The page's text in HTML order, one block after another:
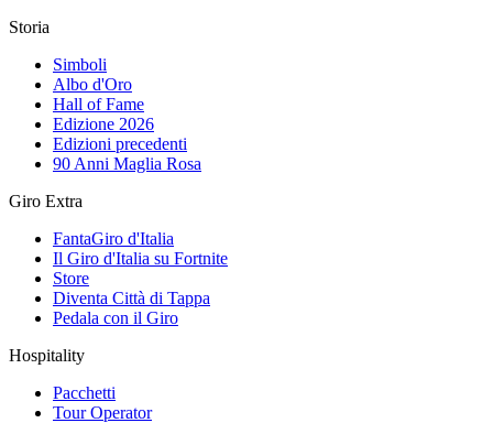
Storia
Simboli
Albo d'Oro
Hall of Fame
Edizione 2026
Edizioni precedenti
90 Anni Maglia Rosa
Giro Extra
FantaGiro d'Italia
Il Giro d'Italia su Fortnite
Store
Diventa Città di Tappa
Pedala con il Giro
Hospitality
Pacchetti
Tour Operator